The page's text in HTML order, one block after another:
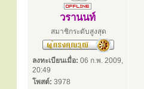
วรานนท์
สมาชิกระดับสูงสุด
ลงทะเบียนเมื่อ: 06 ก.พ. 2009,
20:49
โพสต์: 3978